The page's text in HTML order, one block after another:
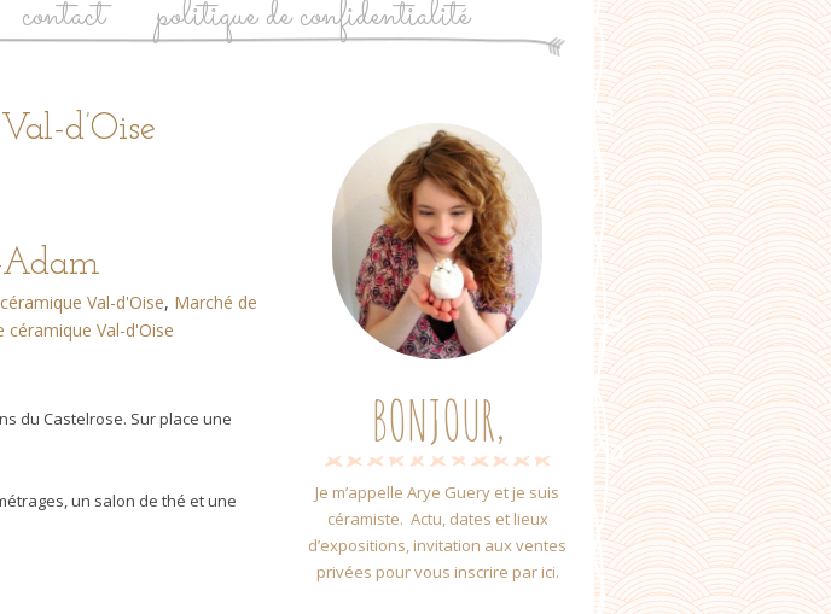
contact politique de confidentialité
d’Oise
Adam
Val-d'Oise, Marché de
céramique Val-d'Oise
du Castelrose. Sur place une
un salon de thé et une
BONJOUR,
Je m’appelle Arye Guery et je suis
céramiste. Actu, dates et lieux
d’expositions, invitation aux ventes
privées pour vous inscrire par ici.